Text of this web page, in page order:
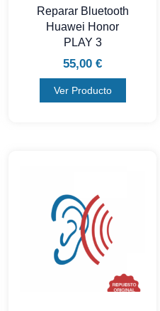
Reparar Bluetooth
Huawei Honor
PLAY 3
55,00 €
Ver Producto